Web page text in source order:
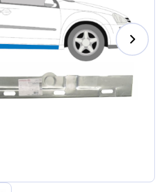
Magyar
Lietuvių
Hrvatski
Português
Slovenian